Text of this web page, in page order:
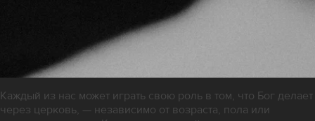
Каждый из нас может играть свою роль в том, что Бог делает
через церковь, — независимо от возраста, пола или